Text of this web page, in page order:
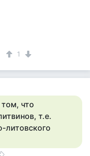
1
что
т.е.
литовского